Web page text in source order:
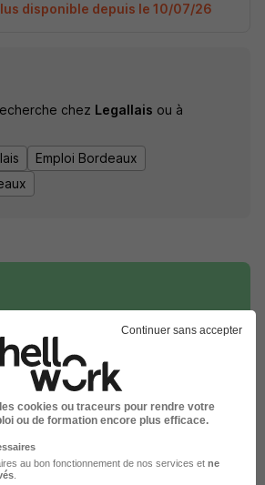
disponible depuis le 10/07/26
chez Legallais ou à
Emploi Bordeaux
CV
à l’ensemble des
Hellowork.
Rendre mon CV visible
Continuer sans accepter
cookies ou traceurs pour rendre votre
ou de formation encore plus efficace.
au bon fonctionnement de nos services et ne